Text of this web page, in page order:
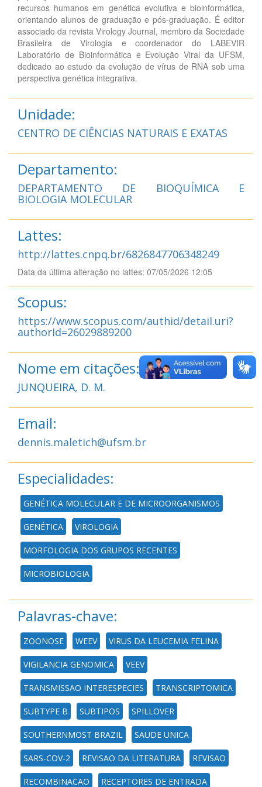
recursos humanos em genética evolutiva e bioinformática,
orientando alunos de graduação e pós-graduação. É editor
associado da revista Virology Journal, membro da Sociedade
Brasileira de Virologia e coordenador do LABEVIR
Laboratório de Bioinformática e Evolução Viral da UFSM,
dedicado ao estudo da evolução de vírus de RNA sob uma
perspectiva genética integrativa.
Unidade:
CENTRO DE CIÊNCIAS NATURAIS E EXATAS
Departamento:
DEPARTAMENTO DE BIOQUÍMICA E
BIOLOGIA MOLECULAR
Lattes:
http://lattes.cnpq.br/6826847706348249
Data da última alteração no lattes: 07/05/2026 12:05
Scopus:
https://www.scopus.com/authid/detail.uri?
authorId=26029889200
Nome em citações:
JUNQUEIRA, D. M.
Email:
dennis.maletich@ufsm.br
Especialidades:
GENÉTICA MOLECULAR E DE MICROORGANISMOS
GENÉTICA VIROLOGIA
MORFOLOGIA DOS GRUPOS RECENTES
MICROBIOLOGIA
Palavras-chave:
ZOONOSE WEEV VIRUS DA LEUCEMIA FELINA
VIGILANCIA GENOMICA VEEV
TRANSMISSAO INTERESPECIES TRANSCRIPTOMICA
SUBTYPE B SUBTIPOS SPILLOVER
SOUTHERNMOST BRAZIL SAUDE UNICA
SARS-COV-2 REVISAO DA LITERATURA REVISAO
RECOMBINACAO RECEPTORES DE ENTRADA